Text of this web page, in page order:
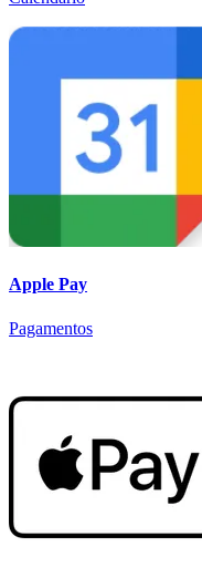
Apple Pay
Pagamentos